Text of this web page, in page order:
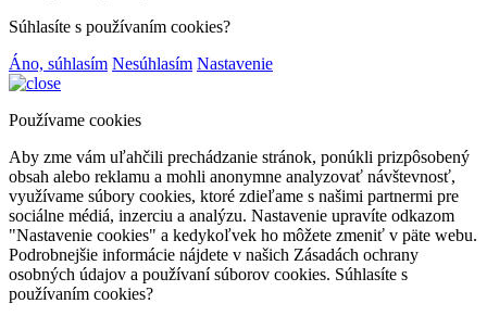
Súhlasíte s používaním cookies?
Áno, súhlasím Nesúhlasím Nastavenie
Používame cookies
Aby zme vám uľahčili prechádzanie stránok, ponúkli prizpôsobený
obsah alebo reklamu a mohli anonymne analyzovať návštevnosť,
využívame súbory cookies, ktoré zdieľame s našimi partnermi pre
sociálne médiá, inzerciu a analýzu. Nastavenie upravíte odkazom
"Nastavenie cookies" a kedykoľvek ho môžete zmeniť v päte webu.
Podrobnejšie informácie nájdete v našich Zásadách ochrany
osobných údajov a používaní súborov cookies. Súhlasíte s
používaním cookies?